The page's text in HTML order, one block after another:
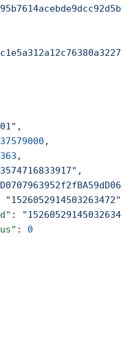
,
,
,
,
"1526052914503263472"
:
: 0